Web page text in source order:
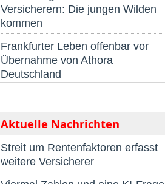
Versicherern: Die jungen Wilden
kommen
Frankfurter Leben offenbar vor
Übernahme von Athora
Deutschland
Aktuelle Nachrichten
Streit um Rentenfaktoren erfasst
weitere Versicherer